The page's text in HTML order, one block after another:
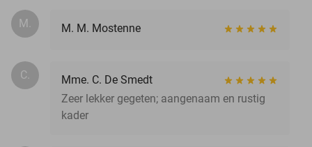
M. M. M. Mostenne
C.
Mme. C. De Smedt
Zeer lekker gegeten; aangenaam en rustig
kader